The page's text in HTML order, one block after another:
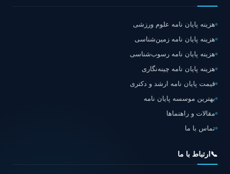
هزینه پایان نامه علوم ورزشی
هزینه پایان نامه زمین‌شناسی
هزینه پایان نامه رسوب‌شناسی
هزینه پایان نامه چینه‌نگاری
قیمت پایان نامه ارشد و دکتری
بهترین موسسه پایان نامه
مقالات و راهنماها
تماس با ما
📞 ارتباط با ما